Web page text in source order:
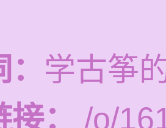
学古筝
：
/o/